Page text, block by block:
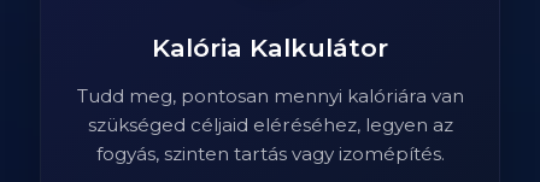
Kalória Kalkulátor
Tudd meg, pontosan mennyi kalóriára van
szükséged céljaid eléréséhez, legyen az
fogyás, szinten tartás vagy izomépítés.